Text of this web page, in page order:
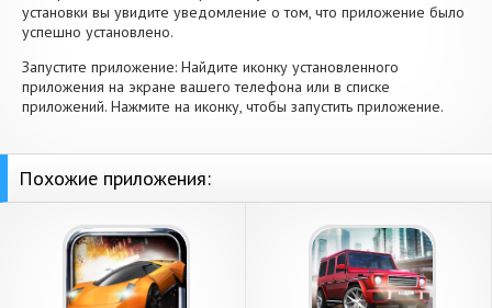
установки вы увидите уведомление о том, что приложение было
успешно установлено.
Запустите приложение: Найдите иконку установленного
приложения на экране вашего телефона или в списке
приложений. Нажмите на иконку, чтобы запустить приложение.
Похожие приложения: